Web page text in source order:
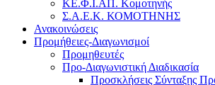
ΚΕ.Φ.Ι.ΑΠ. Κομοτηνής
Σ.Α.Ε.Κ. ΚΟΜΟΤΗΝΗΣ
Ανακοινώσεις
Προμήθειες-Διαγωνισμοί
Προμηθευτές
Προ-Διαγωνιστική Διαδικασία
Προσκλήσεις Σύνταξης